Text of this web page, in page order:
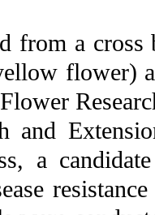
from a
flower)
and
a candidate